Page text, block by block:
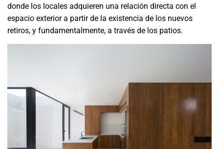
donde los locales adquieren una relación directa con el
espacio exterior a partir de la existencia de los nuevos
retiros, y fundamentalmente, a través de los patios.